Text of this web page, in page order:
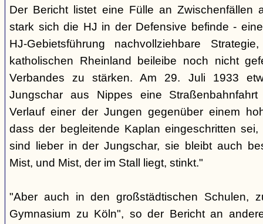
Der Bericht listet eine Fülle an Zwischenfällen
stark sich die HJ in der Defensive befinde -
HJ-Gebietsführung nachvollziehbare
katholischen Rheinland beileibe noch nicht
Verbandes zu stärken. Am 29. Juli 1933
Jungschar aus Nippes eine
Verlauf einer der Jungen gegenüber einem
dass der begleitende Kaplan eingeschritten
sind lieber in der Jungschar, sie bleibt auch
Mist, und Mist, der im Stall liegt, stinkt."
"Aber auch in den großstädtischen Schulen,
Gymnasium zu Köln", so der Bericht an